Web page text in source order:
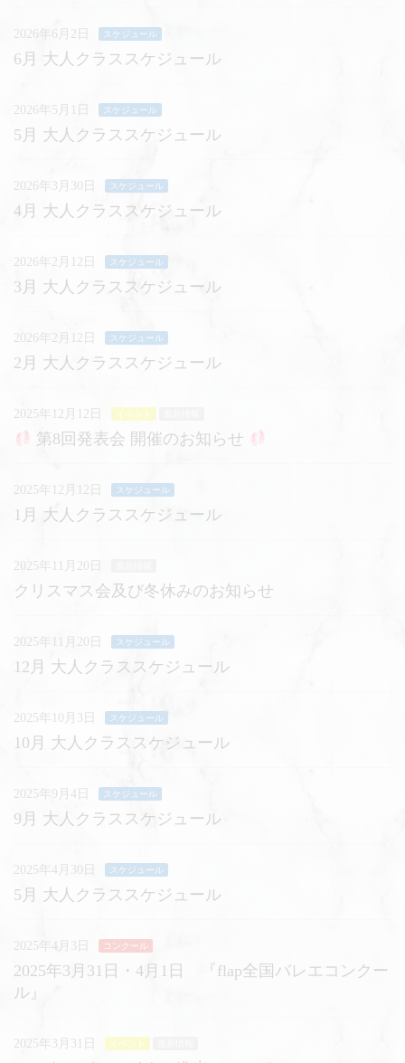
2026年6月2日 スケジュール
6月 大人クラススケジュール
2026年5月1日 スケジュール
5月 大人クラススケジュール
2026年3月30日 スケジュール
4月 大人クラススケジュール
2026年2月12日 スケジュール
3月 大人クラススケジュール
2026年2月12日 スケジュール
2月 大人クラススケジュール
2025年12月12日 イベント
第8回発表会 開催のお知らせ
2025年12月12日 スケジュール
1月 大人クラススケジュール
2025年11月20日
クリスマス会及び冬休みのお知らせ
2025年11月20日 スケジュール
12月 大人クラススケジュール
2025年10月3日 スケジュール
10月 大人クラススケジュール
2025年9月4日 スケジュール
9月 大人クラススケジュール
2025年4月30日 スケジュール
5月 大人クラススケジュール
2025年4月3日 コンクール
2025年3月31日・4月1日 『flap全国バレエコンクー
ル』
2025年3月31日 イベント